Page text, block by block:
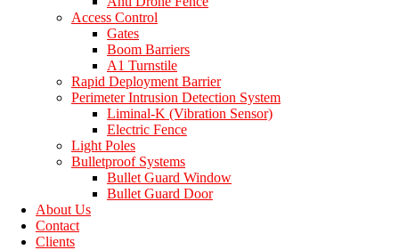
Access Control
Gates
Boom Barriers
A1 Turnstile
Rapid Deployment Barrier
Perimeter Intrusion Detection System
Liminal-K (Vibration Sensor)
Electric Fence
Light Poles
Bulletproof Systems
Bullet Guard Window
Bullet Guard Door
About Us
Contact
Clients